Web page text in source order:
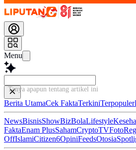
Menu
Tanya apapun tentang artikel ini...
Berita UtamaCek FaktaTerkiniTerpopuler
NewsBisnisShowBizBolaLifestyle
FaktaEnam PlusSahamCryptoTVFoto
OffIslamiCitizen6OpiniFeedsOtosia